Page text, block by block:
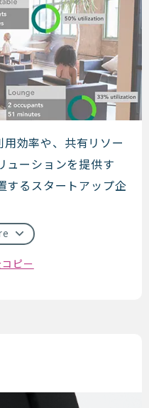
効率や、共有リソー
ューションを提供す
するスタートアップ企
ピー